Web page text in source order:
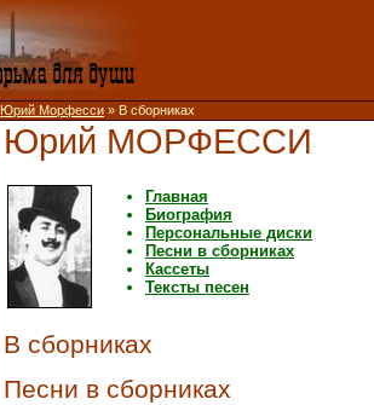
Юрий Морфесси » В сборниках
Юрий МОРФЕССИ
Главная
Биография
Персональные диски
Песни в сборниках
Кассеты
Тексты песен
В сборниках
Песни в сборниках